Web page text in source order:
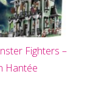
Fighters –
Hantée